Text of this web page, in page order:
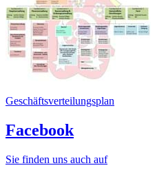
Geschäftsverteilungsplan
Facebook
Sie finden uns auch auf